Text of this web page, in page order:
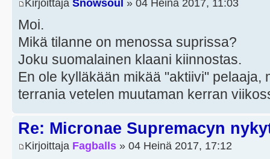
Kirjoittaja Snowsoul » 04 Heinä 2017, 11:03
Moi.
Mikä tilanne on menossa suprissa?
Joku suomalainen klaani kiinnostas.
En ole kylläkään mikää "aktiivi" pelaaja,
terrania vetelen muutaman kerran
Re: Micronae Supremacyn
Kirjoittaja Fagballs » 04 Heinä 2017, 17:12